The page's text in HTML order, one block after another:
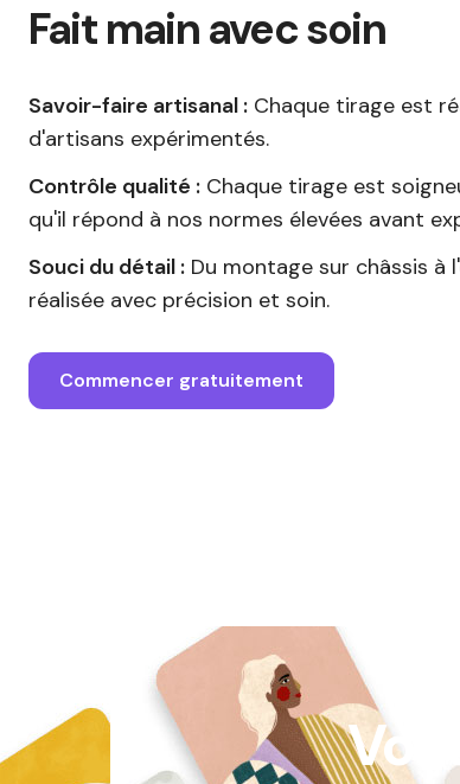
Fait main avec soin
Savoir-faire artisanal : Chaque tirage est
d'artisans expérimentés.
Contrôle qualité : Chaque tirage est
qu'il répond à nos normes élevées avant
Souci du détail : Du montage sur châssis à
réalisée avec précision et soin.
Commencer gratuitement